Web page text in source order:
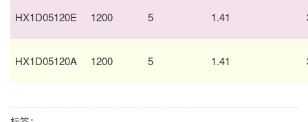
HX1D05120E 1200 5 1.41
HX1D05120A 1200 5 1.41